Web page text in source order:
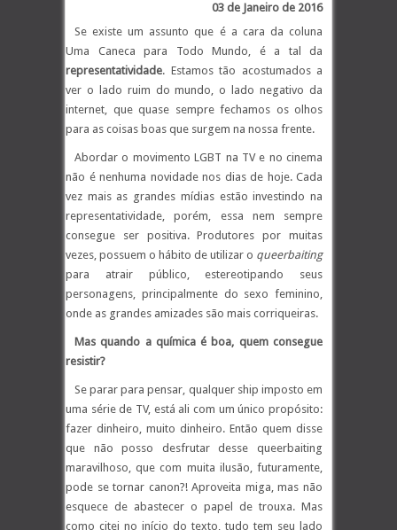
03 de Janeiro de 2016
Se existe um assunto que é a cara da coluna
Uma Caneca para Todo Mundo, é a tal da
representatividade. Estamos tão acostumados a
ver o lado ruim do mundo, o lado negativo da
internet, que quase sempre fechamos os olhos
para as coisas boas que surgem na nossa frente.
Abordar o movimento LGBT na TV e no cinema
não é nenhuma novidade nos dias de hoje. Cada
vez mais as grandes mídias estão investindo na
representatividade, porém, essa nem sempre
consegue ser positiva. Produtores por muitas
vezes, possuem o hábito de utilizar o queerbaiting
para atrair público, estereotipando seus
personagens, principalmente do sexo feminino,
onde as grandes amizades são mais corriqueiras.
Mas quando a química é boa, quem consegue
resistir?
Se parar para pensar, qualquer ship imposto em
uma série de TV, está ali com um único propósito:
fazer dinheiro, muito dinheiro. Então quem disse
que não posso desfrutar desse queerbaiting
maravilhoso, que com muita ilusão, futuramente,
pode se tornar canon?! Aproveita miga, mas não
esquece de abastecer o papel de trouxa. Mas
como citei no início do texto, tudo tem seu lado